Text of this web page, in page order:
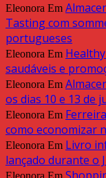
Eleonora Em
Tasting com
portugueses
Eleonora Em
saudáveis e
Eleonora Em
os dias 10 e 13 de
Eleonora Em
como economizar
Eleonora Em Livro
lançado durante o